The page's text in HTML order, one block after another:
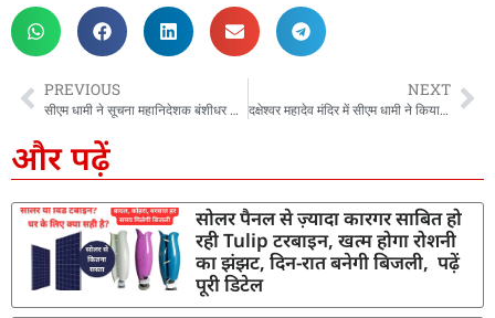
PREVIOUS
सीएम धामी ने सूचना महानिदेशक बंशीधर तिवारी को सुशासन में उत्कृष्टता हेतु राष्ट्रीय सम्मान से किया सम्मानित
NEXT
दक्षेश्वर महादेव मंदिर में सीएम धामी ने किया रुद्राभिषेक, साधु-संतों के साथ कुंभ मेले पर भी हुआ मंथन
और पढ़ें
सोलर पैनल से ज़्यादा कारगर साबित हो
रही Tulip टरबाइन, खत्म होगा रोशनी
का झंझट, दिन-रात बनेगी बिजली, पढ़ें
पूरी डिटेल